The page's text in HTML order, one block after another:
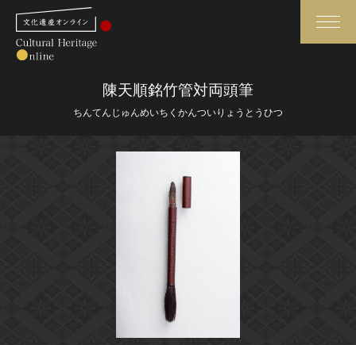
さらに詳細検索
全国の美術館・博物館 お知らせ一覧
陳天順銘竹管対両頭筆
ちんてんじゅんめいちくかんついりょうとうひつ